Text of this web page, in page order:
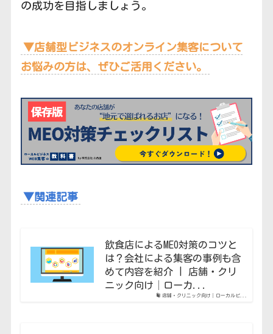
の成功を目指しましょう。
▼店舗型ビジネスのオンライン集客について
お悩みの方は、ぜひご活用ください。
▼関連記事
店舗・クリニック向け│ローカルビ...
飲食店によるMEO対策のコツと
は？会社による集客の事例も含
めて内容を紹介 | 店舗・クリ
ニック向け│ローカ...